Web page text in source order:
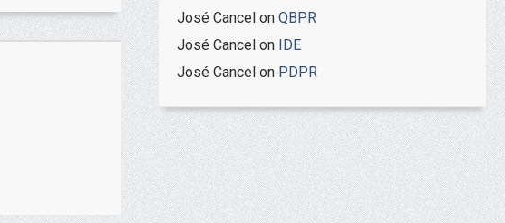
José Cancelon QBPR
José Cancelon IDE
José Cancelon PDPR